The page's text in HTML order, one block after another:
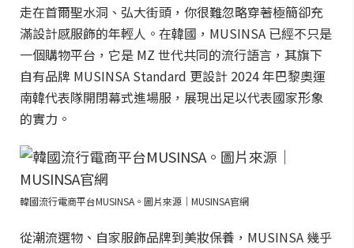
走在首爾聖水洞、弘大街頭，你很難忽略穿著極簡卻充
滿設計感服飾的年輕人。在韓國，MUSINSA 已經不只是
一個購物平台，它是 MZ 世代共同的流行語言，其旗下
自有品牌 MUSINSA Standard 更設計 2024 年巴黎奧運
南韓代表隊開閉幕式進場服，展現出足以代表國家形象
的實力。
韓國流行電商平台MUSINSA。圖片來源｜MUSINSA官網
從潮流選物、自家服飾品牌到美妝保養，MUSINSA 幾乎